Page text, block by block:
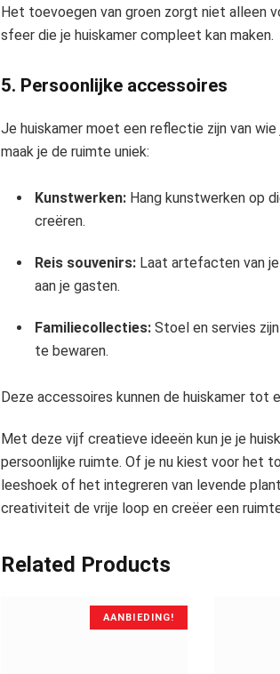
Het toevoegen van groen zorgt niet alleen
sfeer die je huiskamer compleet kan maken.
5. Persoonlijke accessoires
Je huiskamer moet een reflectie zijn van
maak je de ruimte uniek:
Kunstwerken: Hang kunstwerken op
creëren.
Reis souvenirs: Laat artefacten van
aan je gasten.
Familiecollecties: Stoel en servies
te bewaren.
Deze accessoires kunnen de huiskamer tot
Met deze vijf creatieve ideeën kun je je
persoonlijke ruimte. Of je nu kiest voor het
leeshoek of het integreren van levende
creativiteit de vrije loop en creëer een
Related Products
AANBIEDING!